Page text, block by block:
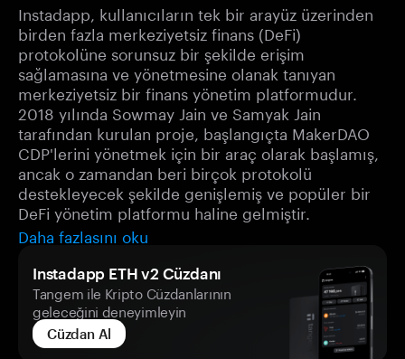
Instadapp, kullanıcıların tek bir arayüz üzerinden
birden fazla merkeziyetsiz finans (DeFi)
protokolüne sorunsuz bir şekilde erişim
sağlamasına ve yönetmesine olanak tanıyan
merkeziyetsiz bir finans yönetim platformudur.
2018 yılında Sowmay Jain ve Samyak Jain
tarafından kurulan proje, başlangıçta MakerDAO
CDP'lerini yönetmek için bir araç olarak başlamış,
ancak o zamandan beri birçok protokolü
destekleyecek şekilde genişlemiş ve popüler bir
DeFi yönetim platformu haline gelmiştir.
Daha fazlasını oku
Instadapp ETH v2 Cüzdanı
Tangem ile Kripto Cüzdanlarının
geleceğini deneyimleyin
Cüzdan Al